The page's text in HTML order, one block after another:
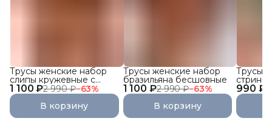
1 100 ₽2 990 ₽−63%
Трусы женские набор
слипы кружевные с
высокой посадкой 3 шт.
В корзину
1 100 ₽2 990 ₽−63%
Трусы женские набор
бразильяна бесшовные
В корзину
990 ₽
Трусы